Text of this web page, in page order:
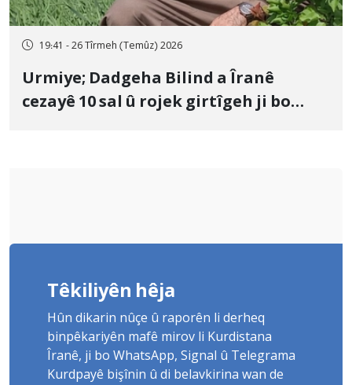
19:41 - 26 Tîrmeh (Temûz) 2026
Urmiye; Dadgeha Bilind a Îranê
cezayê 10 sal û rojek girtîgeh ji bo
Têkiliyên hêja
Hûn dikarin nûçe û raporên li derheq
binpêkariyên mafê mirov li Kurdistana
Îranê, ji bo WhatsApp, Signal û Telegrama
Kurdpayê bişînin û di belavkirina wan de